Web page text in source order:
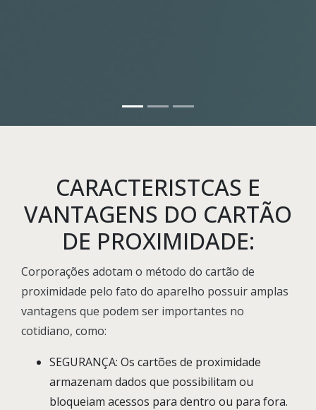
CARACTERISTCAS E
VANTAGENS DO CARTÃO
DE PROXIMIDADE:
Corporações adotam o método do cartão de
proximidade pelo fato do aparelho possuir amplas
vantagens que podem ser importantes no
cotidiano, como:
SEGURANÇA: Os cartões de proximidade
armazenam dados que possibilitam ou
bloqueiam acessos para dentro ou para fora.